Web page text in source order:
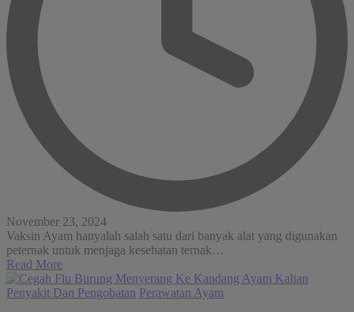
November 23, 2024
Vaksin Ayam hanyalah salah satu dari banyak alat yang digunakan
peternak untuk menjaga kesehatan ternak…
Read More
Posted
Penyakit Dan Pengobatan Perawatan Ayam